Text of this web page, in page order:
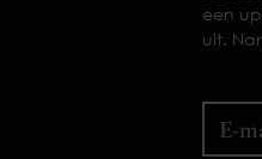
een
uit.